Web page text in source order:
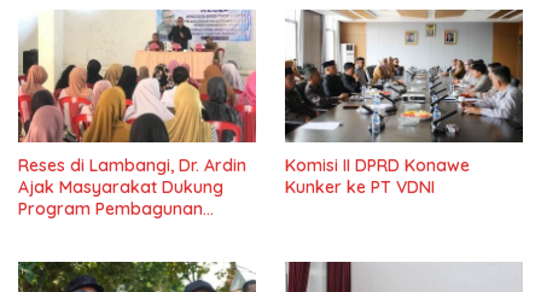
Reses di Lambangi, Dr. Ardin
Ajak Masyarakat Dukung
Program Pembagunan
Komisi II DPRD Konawe
Kunker ke PT VDNI